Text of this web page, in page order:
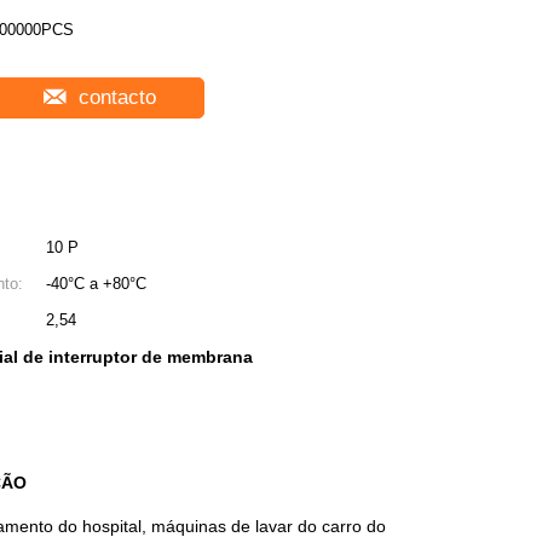
contacto
10 P
-40°C a +80°C
2,54
de interruptor de membrana
do hospital, máquinas de lavar do carro do